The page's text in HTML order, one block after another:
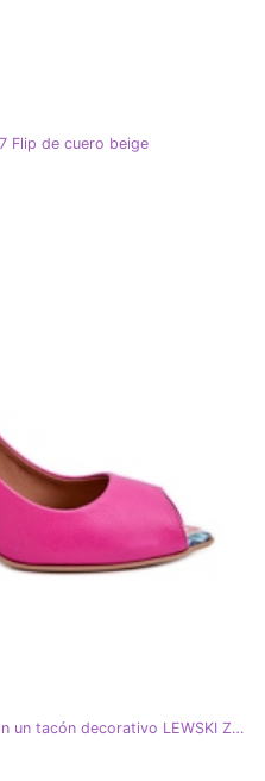
Flip de cuero beige
Lewski Shoes Bombas de cuero con un tacón decorativo LEWSKI ZAPATOS 2608/K FUCHSJA rosa